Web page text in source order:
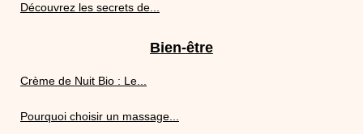
Découvrez les secrets de...
Bien-être
Crème de Nuit Bio : Le...
Pourquoi choisir un massage...